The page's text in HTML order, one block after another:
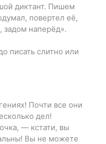
диктант. Пишем
повертел её,
задом наперёд».
писать слитно или
Почти все они
дел!
— кстати, вы
Вы не можете